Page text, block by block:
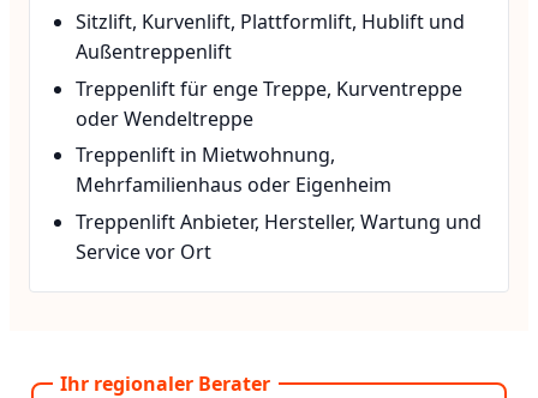
Sitzlift, Kurvenlift, Plattformlift, Hublift und
Außentreppenlift
Treppenlift für enge Treppe, Kurventreppe
oder Wendeltreppe
Treppenlift in Mietwohnung,
Mehrfamilienhaus oder Eigenheim
Treppenlift Anbieter, Hersteller, Wartung und
Service vor Ort
Ihr regionaler Berater